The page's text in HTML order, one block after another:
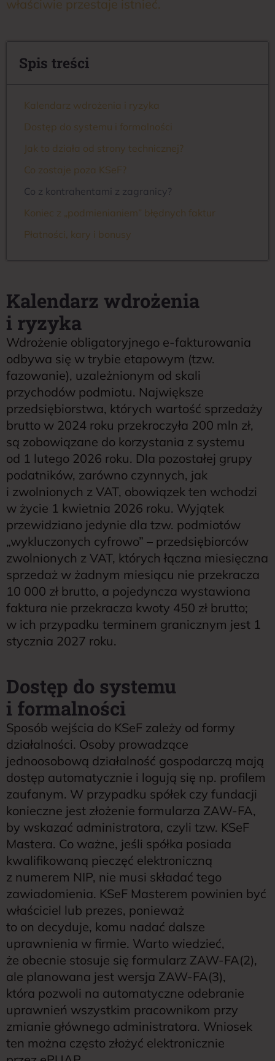
właściwie przestaje istnieć.
Spis treści
Kalendarz wdrożenia i ryzyka
Dostęp do systemu i formalności
Jak to działa od strony technicznej?
Co zostaje poza KSeF?
Co z kontrahentami z zagranicy?
Koniec z „podmienianiem” błędnych faktur
Płatności, kary i bonusy
Kalendarz wdrożenia
i ryzyka
Wdrożenie obligatoryjnego e-fakturowania
odbywa się w trybie etapowym (tzw.
fazowanie), uzależnionym od skali
przychodów podmiotu. Największe
przedsiębiorstwa, których wartość sprzedaży
brutto w 2024 roku przekroczyła 200 mln zł,
są zobowiązane do korzystania z systemu
od 1 lutego 2026 roku. Dla pozostałej grupy
podatników, zarówno czynnych, jak
i zwolnionych z VAT, obowiązek ten wchodzi
w życie 1 kwietnia 2026 roku. Wyjątek
przewidziano jedynie dla tzw. podmiotów
„wykluczonych cyfrowo” – przedsiębiorców
zwolnionych z VAT, których łączna miesięczna
sprzedaż w żadnym miesiącu nie przekracza
10 000 zł brutto, a pojedyncza wystawiona
faktura nie przekracza kwoty 450 zł brutto;
w ich przypadku terminem granicznym jest 1
stycznia 2027 roku.
Dostęp do systemu
i formalności
Sposób wejścia do KSeF zależy od formy
działalności. Osoby prowadzące
jednoosobową działalność gospodarczą mają
dostęp automatycznie i logują się np. profilem
zaufanym. W przypadku spółek czy fundacji
konieczne jest złożenie formularza ZAW-FA,
by wskazać administratora, czyli tzw. KSeF
Mastera. Co ważne, jeśli spółka posiada
kwalifikowaną pieczęć elektroniczną
z numerem NIP, nie musi składać tego
zawiadomienia. KSeF Masterem powinien być
właściciel lub prezes, ponieważ
to on decyduje, komu nadać dalsze
uprawnienia w firmie. Warto wiedzieć,
że obecnie stosuje się formularz ZAW-FA(2),
ale planowana jest wersja ZAW-FA(3),
która pozwoli na automatyczne odebranie
uprawnień wszystkim pracownikom przy
zmianie głównego administratora. Wniosek
ten można często złożyć elektronicznie